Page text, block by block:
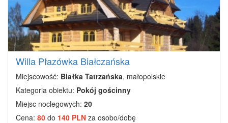
Willa Płazówka Białczańska
Miejscowość: Białka Tatrzańska, małopolskie
Kategoria obiektu: Pokój gościnny
Miejsc noclegowych: 20
Cena: 80 do 140 PLN za osobo/dobę